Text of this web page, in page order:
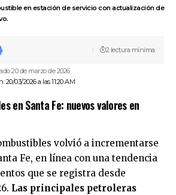
en estación de servicio con actualización de
03/2026 a las 11:20 AM
20 de marzo de 2026
2 lectura mínima
en Santa Fe: nuevos valores en
volvió a incrementarse
Fe, en línea con una tendencia
que se registra desde
Las principales petroleras